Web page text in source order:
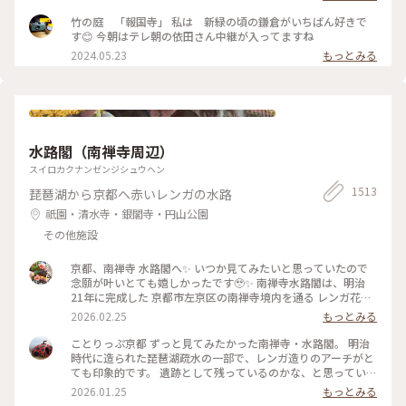
竹の庭 「報国寺」 私は 新緑の頃の鎌倉がいちばん好きで
す😊 今朝はテレ朝の依田さん中継が入ってますね
2024.05.23
もっとみる
水路閣（南禅寺周辺）
スイロカクナンゼンジシュウヘン
琵琶湖から京都へ赤いレンガの水路
祇園・清水寺・銀閣寺・円山公園
その他施設
1513
京都、南禅寺 水路閣へ✨ いつか見てみたいと思っていたので
念願が叶いとても嬉しかったです🥹✨ 南禅寺水路閣は、明治
21年に完成した 京都市左京区の南禅寺境内を通る レンガ花崗
岩造りのアーチ型水道橋。 琵琶湖疏水事業の一環として 田辺
朔郎氏が設計しました。 レトロなアーチがとても雰囲気があ
ります✨ 最後の写真は、上から見た写真です😊 帰りは水路横
の道を散策しながら 駅に向かいました👣 #南禅寺水路閣 #京都
#開運旅 #水路閣 #南禅寺
2026.02.25
もっとみる
ことりっぷ京都 ずっと見てみたかった南禅寺・水路閣。 明治
時代に造られた琵琶湖疏水の一部で、レンガ造りのアーチがと
ても印象的です。 遺跡として残っているのかな、と思っていた
のですが水路橋に上がることが出来て、琵琶湖の水が京都に流
れていく水路のすぐ横を歩くことも出来ます。けっこう感動で
2026.01.25 もっとみる